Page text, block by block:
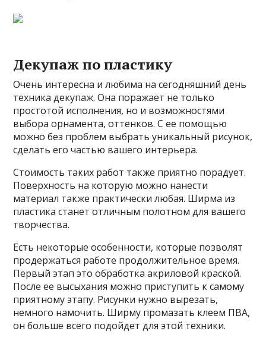
Декупаж по пластику
Очень интересна и любима на сегодняшний день
техника декупаж. Она поражает не только
простотой исполнения, но и возможностями
выбора орнамента, оттенков. С ее помощью
можно без проблем выбрать уникальный рисунок,
сделать его частью вашего интерьера.
Стоимость таких работ также приятно порадует.
Поверхность на которую можно нанести
материал также практически любая. Ширма из
пластика станет отличным полотном для вашего
творчества.
Есть некоторые особенности, которые позволят
продержаться работе продолжительное время.
Первый этап это обработка акриловой краской.
После ее высыхания можно приступить к самому
приятному этапу. Рисунки нужно вырезать,
немного намочить. Ширму промазать клеем ПВА,
он больше всего подойдет для этой техники.